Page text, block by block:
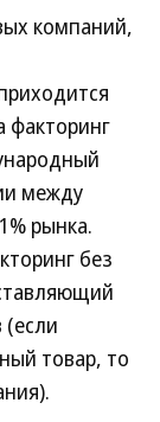
компаний,
факторинг
между
рынка.
без
(если
товар, то